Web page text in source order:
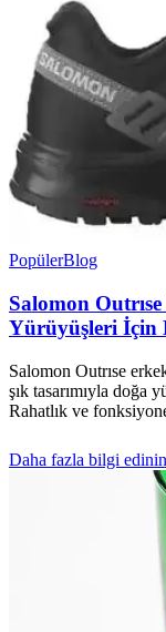
PopülerBlog
Salomon
Yürüyüşleri İçin
Salomon Outrıse
şık tasarımıyla
Rahatlık ve
Daha fazla bilgi edinin